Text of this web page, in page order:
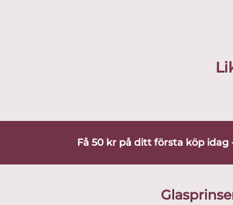
Få 50 kr på ditt första köp